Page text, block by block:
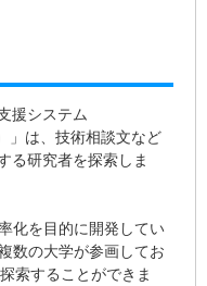
援システム
」は、技術相談文など
る研究者を探索しま
化を目的に開発してい
数の大学が参画してお
索することができま